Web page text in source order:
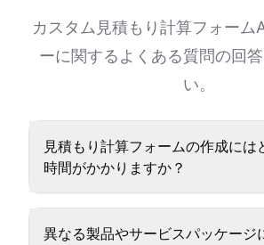
カスタム見積もり計算フォーム
ーに関するよくある質問の回
い。
見積もり計算フォームの作成には
時間がかかりますか？
異なる製品やサービスパッケージ